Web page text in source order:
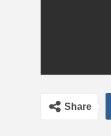
Share